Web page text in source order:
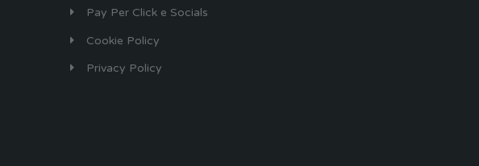
Pay Per Click e Socials
Cookie Policy
Privacy Policy